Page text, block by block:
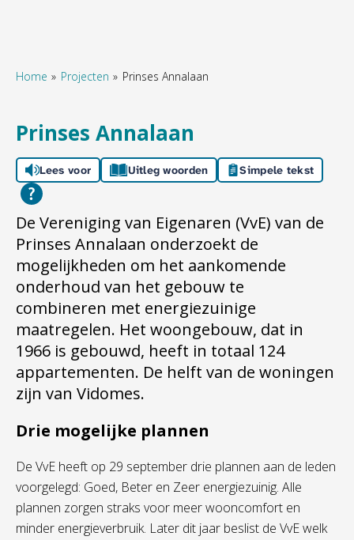
Naar hoofdinhoud
Naar hoofdnavigatiemenu
Naar zoeken
Home Projecten Prinses Annalaan
Prinses Annalaan
Lees voor Uitleg woorden Simpele tekst
De Vereniging van Eigenaren (VvE) van de
Prinses Annalaan onderzoekt de
mogelijkheden om het aankomende
onderhoud van het gebouw te
combineren met energiezuinige
maatregelen. Het woongebouw, dat in
1966 is gebouwd, heeft in totaal 124
appartementen. De helft van de woningen
zijn van Vidomes.
Drie mogelijke plannen
De VvE heeft op 29 september drie plannen aan de leden
voorgelegd: Goed, Beter en Zeer energiezuinig. Alle
plannen zorgen straks voor meer wooncomfort en
minder energieverbruik. Later dit jaar beslist de VvE welk